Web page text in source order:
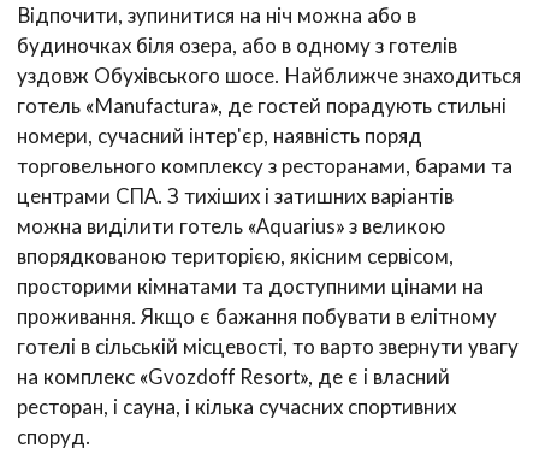
Відпочити, зупинитися на ніч можна або в
будиночках біля озера, або в одному з готелів
уздовж Обухівського шосе. Найближче знаходиться
готель «Manufactura», де гостей порадують стильні
номери, сучасний інтер'єр, наявність поряд
торговельного комплексу з ресторанами, барами та
центрами СПА. З тихіших і затишних варіантів
можна виділити готель «Aquarius» з великою
впорядкованою територією, якісним сервісом,
просторими кімнатами та доступними цінами на
проживання. Якщо є бажання побувати в елітному
готелі в сільській місцевості, то варто звернути увагу
на комплекс «Gvozdoff Resort», де є і власний
ресторан, і сауна, і кілька сучасних спортивних
споруд.